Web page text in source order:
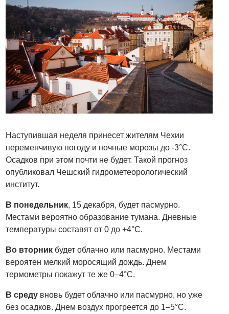
Наступившая неделя принесет жителям Чехии
переменчивую погоду и ночные морозы до -3°C.
Осадков при этом почти не будет. Такой прогноз
опубликовал Чешский гидрометеорологический
институт.
В понедельник, 15 декабря, будет пасмурно.
Местами вероятно образование тумана. Дневные
температуры составят от 0 до +4°C.
Во вторник будет облачно или пасмурно. Местами
вероятен мелкий моросящий дождь. Днем
термометры покажут те же 0–4°C.
В среду вновь будет облачно или пасмурно, но уже
без осадков. Днем воздух прогреется до 1–5°C.